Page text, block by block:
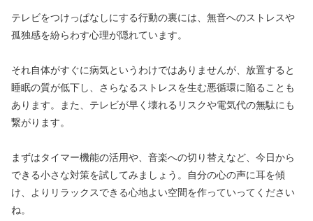
テレビをつけっぱなしにする行動の裏には、無音へのストレスや
孤独感を紛らわす心理が隠れています。
それ自体がすぐに病気というわけではありませんが、放置すると
睡眠の質が低下し、さらなるストレスを生む悪循環に陥ることも
あります。また、テレビが早く壊れるリスクや電気代の無駄にも
繋がります。
まずはタイマー機能の活用や、音楽への切り替えなど、今日から
できる小さな対策を試してみましょう。自分の心の声に耳を傾
け、よりリラックスできる心地よい空間を作っていってください
ね。